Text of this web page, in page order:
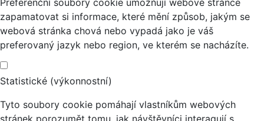
Preferenční soubory cookie umožňují webové stránce
zapamatovat si informace, které mění způsob, jakým se
webová stránka chová nebo vypadá jako je váš
preferovaný jazyk nebo region, ve kterém se nacházíte.
Statistické (výkonnostní)
Tyto soubory cookie pomáhají vlastníkům webových
stránek porozumět tomu, jak návštěvníci interagují s